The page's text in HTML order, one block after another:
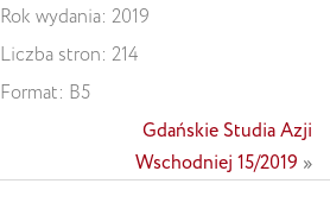
Rok wydania: 2019
Liczba stron: 214
Format: B5
Gdańskie Studia Azji
Wschodniej 15/2019 »